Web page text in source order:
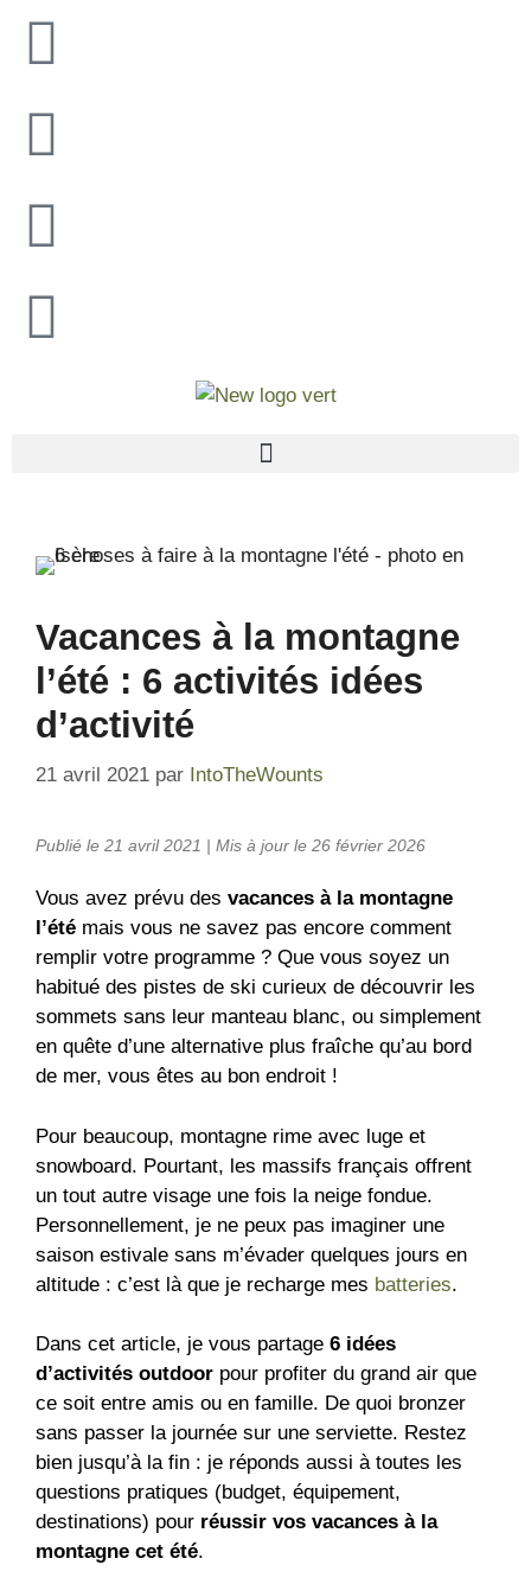
Vacances à la montagne
l’été : 6 activités idées
d’activité
21 avril 2021 par IntoTheWounts
Publié le 21 avril 2021 | Mis à jour le 26 février 2026
Vous avez prévu des vacances à la montagne
l’été mais vous ne savez pas encore comment
remplir votre programme ? Que vous soyez un
habitué des pistes de ski curieux de découvrir les
sommets sans leur manteau blanc, ou simplement
en quête d’une alternative plus fraîche qu’au bord
de mer, vous êtes au bon endroit !
Pour beaucoup, montagne rime avec luge et
snowboard. Pourtant, les massifs français offrent
un tout autre visage une fois la neige fondue.
Personnellement, je ne peux pas imaginer une
saison estivale sans m’évader quelques jours en
altitude : c’est là que je recharge mes batteries.
Dans cet article, je vous partage 6 idées
d’activités outdoor pour profiter du grand air que
ce soit entre amis ou en famille. De quoi bronzer
sans passer la journée sur une serviette. Restez
bien jusqu’à la fin : je réponds aussi à toutes les
questions pratiques (budget, équipement,
destinations) pour réussir vos vacances à la
montagne cet été.